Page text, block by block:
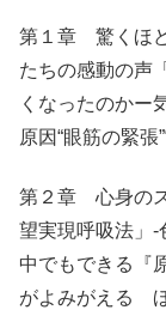
第１章 驚くほ
たちの感動の声
くなったのかー
原因“眼筋の緊張
第２章 心身の
望実現呼吸法」-
中でもできる『
がよみがえる ほ